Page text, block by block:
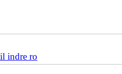
indre ro